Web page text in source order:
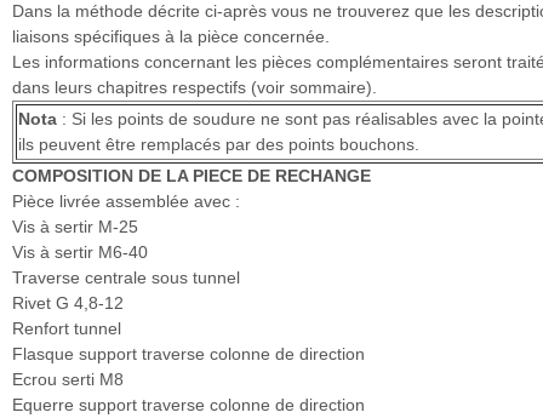
Dans la méthode décrite ci-après vous ne trouverez que les
liaisons spécifiques à la pièce concernée.
Les informations concernant les pièces complémentaires seront
dans leurs chapitres respectifs (voir sommaire).
Nota : Si les points de soudure ne sont pas réalisables avec la
ils peuvent être remplacés par des points bouchons.
COMPOSITION DE LA PIECE DE RECHANGE
Pièce livrée assemblée avec :
Vis à sertir M-25
Vis à sertir M6-40
Traverse centrale sous tunnel
Rivet G 4,8-12
Renfort tunnel
Flasque support traverse colonne de direction
Ecrou serti M8
Equerre support traverse colonne de direction